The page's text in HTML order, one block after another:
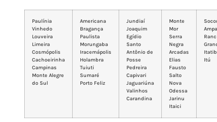
Paulínia
Vinhedo
Louveira
Limeira
Cosmópolis
Cachoeirinha
Campinas
Monte Alegre
do Sul
Americana
Bragança
Paulista
Morungaba
Iracemápolis
Holambra
Tuiuti
Sumaré
Porto Feliz
Jundiaí
Joaquim
Egídio
Santo
Antônio de
Posse
Pedreira
Capivari
Jaguariúna
Valinhos
Carandina
Monte
Mor
Serra
Negra
Arcadas
Elias
Fausto
Salto
Nova
Odessa
Jarinu
Itaici
Itú